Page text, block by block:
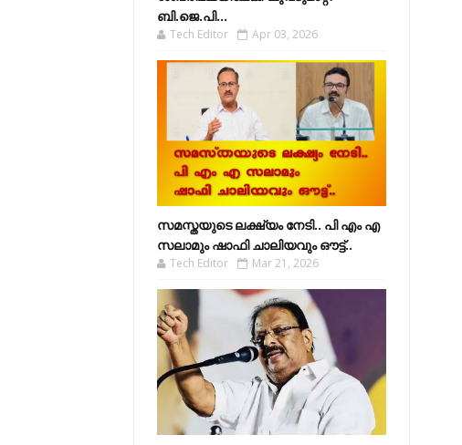
ബി.ജെ.പി...
Tech Editor Apr 03, 2026
സമസ്തയുടെ ലക്ഷ്യം നേടി.. പി എം എ
സലാമും ഷാഫി ചാലിയവും ഔട്ട്..
Tech Editor Mar 21, 2026